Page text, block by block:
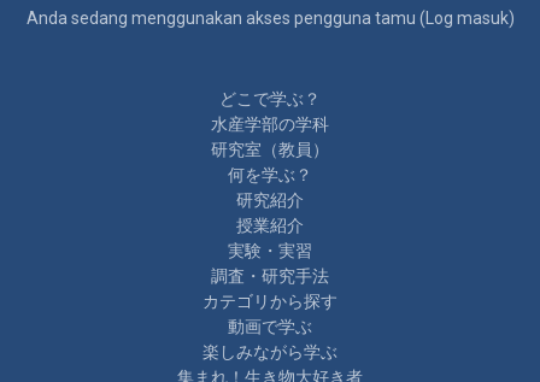
Anda sedang menggunakan akses pengguna tamu ( Log masuk)
どこで学ぶ？
水産学部の学科
研究室（教員）
何を学ぶ？
研究紹介
授業紹介
実験・実習
調査・研究手法
カテゴリから探す
動画で学ぶ
楽しみながら学ぶ
集まれ！生き物大好き者